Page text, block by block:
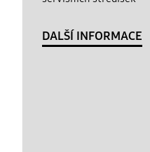
DALŠÍ INFORMACE